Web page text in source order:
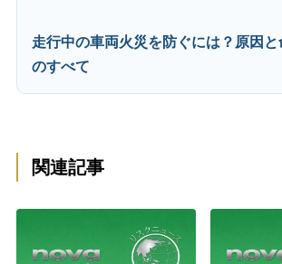
走行中の車両火災を防ぐには？原因
のすべて
関連記事